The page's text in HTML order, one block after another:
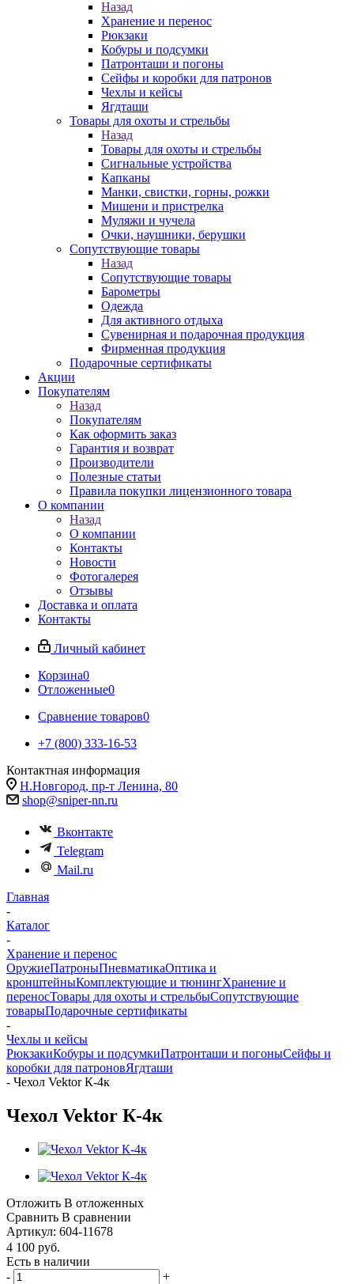
Назад
Хранение и перенос
Рюкзаки
Кобуры и подсумки
Патронташи и погоны
Сейфы и коробки для патронов
Чехлы и кейсы
Ягдташи
Товары для охоты и стрельбы
Назад
Товары для охоты и стрельбы
Сигнальные устройства
Капканы
Манки, свистки, горны, рожки
Мишени и пристрелка
Муляжи и чучела
Очки, наушники, берушки
Сопутствующие товары
Назад
Сопутствующие товары
Барометры
Одежда
Для активного отдыха
Сувенирная и подарочная продукция
Фирменная продукция
Подарочные сертификаты
Акции
Покупателям
Назад
Покупателям
Как оформить заказ
Гарантия и возврат
Производители
Полезные статьи
Правила покупки лицензионного товара
О компании
Назад
О компании
Контакты
Новости
Фотогалерея
Отзывы
Доставка и оплата
Контакты
Личный кабинет
Корзина0
Отложенные0
Сравнение товаров0
+7 (800) 333-16-53
Контактная информация
Н.Новгород, пр-т Ленина, 80
shop@sniper-nn.ru
Вконтакте
Telegram
Mail.ru
Главная
-
Каталог
-
Хранение и перенос
ОружиеПатроныПневматикаОптика и
кронштейныКомплектующие и тюнингХранение и
переносТовары для охоты и стрельбыСопутствующие
товарыПодарочные сертификаты
-
Чехлы и кейсы
РюкзакиКобуры и подсумкиПатронташи и погоныСейфы и
коробки для патроновЯгдташи
- Чехол Vektor К-4к
Чехол Vektor К-4к
Отложить В отложенных
Сравнить В сравнении
Артикул: 604-11678
4 100 руб.
Есть в наличии
-
+